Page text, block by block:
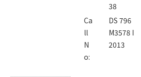
38
Ca
ll
N
o:
DS 796
M3578 I
2013